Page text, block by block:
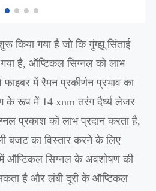
किया गया है जो कि गुंग्झू सिंताई
गया है, ऑप्टिकल सिग्नल को लाभ
में रैमन प्रकीर्णन प्रभाव का
के रूप में 14 xnm तरंग दैर्ध्य लेजर
प्रकाश को लाभ प्रदान करता है,
बजट का विस्तार करने के लिए
ऑप्टिकल सिग्नल के अवशोषण की
है और लंबी दूरी के ऑप्टिकल